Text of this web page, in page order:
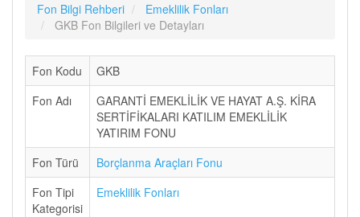
Fon Bilgi Rehberi
Emeklilik Fonları
GKB Fon Bilgileri ve Detayları
Fon Kodu
GKB
Fon Adı
GARANTİ EMEKLİLİK VE HAYAT A.Ş. KİRA
SERTİFİKALARI KATILIM EMEKLİLİK
YATIRIM FONU
Fon Türü
Borçlanma Araçları Fonu
Fon Tipi
Kategorisi
Emeklilik Fonları